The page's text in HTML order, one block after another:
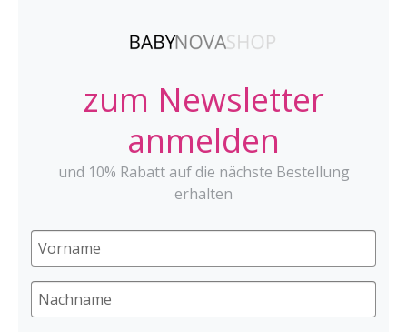
zum Newsletter
anmelden
und 10% Rabatt auf die nächste Bestellung
erhalten